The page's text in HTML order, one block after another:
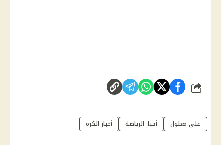
شارك
على معلول أخبار الرياضة أخبار الكرة